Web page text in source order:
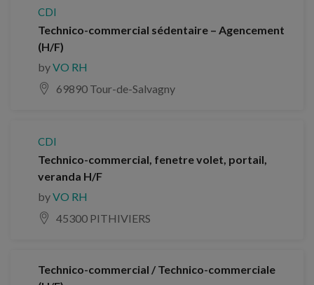
CDI
Technico-commercial sédentaire – Agencement
(H/F)
byVO RH
69890 Tour-de-Salvagny
CDI
Technico-commercial, fenetre volet, portail,
veranda H/F
byVO RH
45300 PITHIVIERS
Technico-commercial / Technico-commerciale